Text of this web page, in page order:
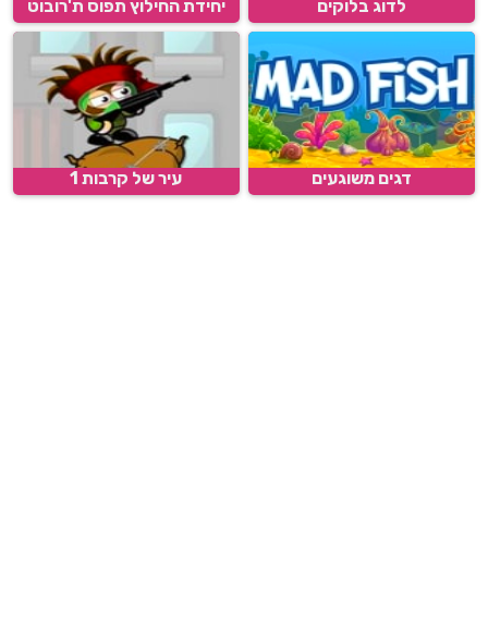
לדוג בלוקים יחידת החילוץ תפוס ת'רובוט
דגים משוגעים עיר של קרבות 1